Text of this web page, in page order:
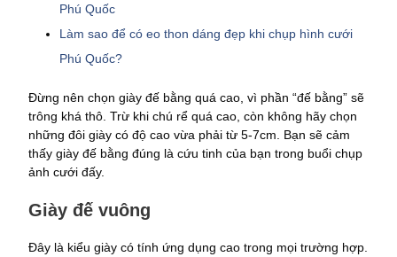
Phú Quốc
Làm sao để có eo thon dáng đẹp khi chụp hình cưới
Phú Quốc?
Đừng nên chọn giày đế bằng quá cao, vì phần “đế bằng” sẽ
trông khá thô. Trừ khi chú rể quá cao, còn không hãy chọn
những đôi giày có độ cao vừa phải từ 5-7cm. Bạn sẽ cảm
thấy giày đế bằng đúng là cứu tinh của bạn trong buổi chụp
ảnh cưới đấy.
Giày đế vuông
Đây là kiểu giày có tính ứng dụng cao trong mọi trường hợp.